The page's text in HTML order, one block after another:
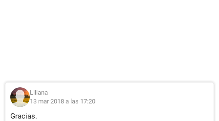
Liliana
13 mar 2018 a las 17:20
Gracias.